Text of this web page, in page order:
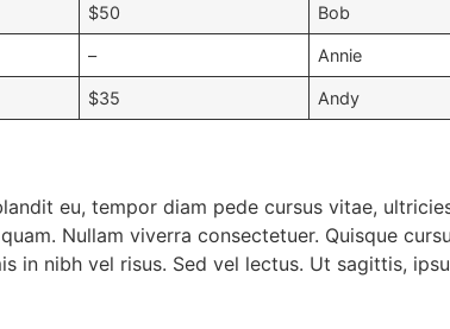
$50 Bob
– Annie
$35 Andy
eu, tempor diam pede cursus vitae,
Nullam viverra consectetuer. Quisque
in nibh vel risus. Sed vel lectus. Ut sagittis,